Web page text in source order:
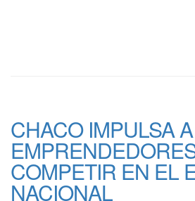
CHACO IMPULSA
COMPETIR EN EL
NACIONAL